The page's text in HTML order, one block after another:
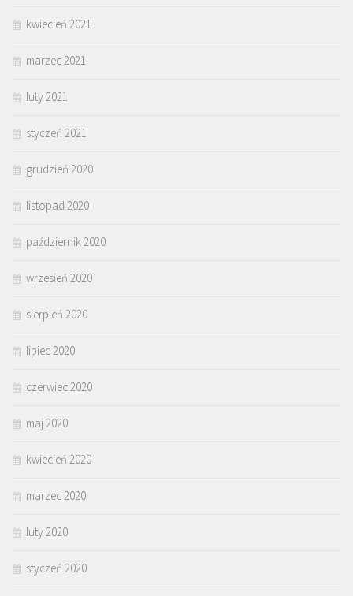
kwiecień 2021
marzec 2021
luty 2021
styczeń 2021
grudzień 2020
listopad 2020
październik 2020
wrzesień 2020
sierpień 2020
lipiec 2020
czerwiec 2020
maj 2020
kwiecień 2020
marzec 2020
luty 2020
styczeń 2020